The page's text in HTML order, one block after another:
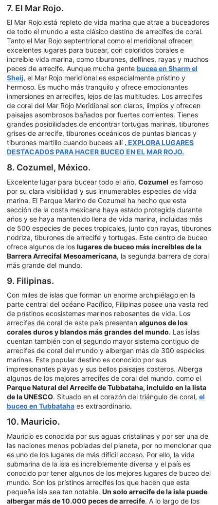
7. El Mar Rojo.
El Mar Rojo está repleto de vida marina que atrae a buceadores
de todo el mundo a este clásico destino de arrecifes de coral.
Tanto el Mar Rojo septentrional como el meridional ofrecen
excelentes lugares para bucear, con coloridos corales e
increíble vida marina, como tiburones, delfines, rayas y muchos
peces de arrecife. Aunque mucha gente bucea en Sharm el
Sheij, el Mar Rojo meridional es especialmente prístino y
hermoso. Es mucho más tranquilo y ofrece emocionantes
inmersiones en arrecifes, lejos de las multitudes. Los arrecifes
de coral del Mar Rojo Meridional son claros, limpios y ofrecen
paisajes asombrosos bañados por fuertes corrientes. Tienes
grandes posibilidades de encontrar tortugas marinas, tiburones
grises de arrecife, tiburones oceánicos de puntas blancas y
tiburones martillo cuando bucees allí . EXPLORA LUGARES
DESTACADOS PARA HACER BUCEO EN EL MAR ROJO.
8. Cozumel, México.
Excelente lugar para bucear todo el año, Cozumel es famoso
por su clara visibilidad y sus innumerables especies de vida
marina. El Parque Marino de Cozumel ha hecho que esta
sección de la costa mexicana haya estado protegida durante
años y se haya mantenido llena de vida marina, incluidas más
de 500 especies de peces tropicales, junto con rayas, tiburones
nodriza, tiburones de arrecife y tortugas. Este centro de buceo
ofrece algunos de los lugares de buceo más increíbles de la
Barrera Arrecifal Mesoamericana, la segunda barrera de coral
más grande del mundo.
9. Filipinas.
Con miles de islas que forman un enorme archipiélago en la
parte central del océano Pacífico, Filipinas posee una vasta red
de prístinos ecosistemas marinos rebosantes de vida. Los
arrecifes de coral de este país presentan algunos de los
corales duros y blandos más grandes del mundo. Las islas
cuentan también con el segundo mayor sistema contiguo de
arrecifes de coral del mundo y albergan más de 300 especies
marinas. Este popular destino es conocido por sus
impresionantes playas y sus bellos paisajes costeros. Alberga
algunos de los mejores arrecifes de coral del mundo, como el
Parque Natural del Arrecife de Tubbataha, incluido en la lista
de la UNESCO. Situado en el corazón del triángulo de coral, el
buceo en Tubbataha es extraordinario.
10. Mauricio.
Mauricio es conocida por sus aguas cristalinas y por ser una de
las naciones menos pobladas del planeta, por no mencionar que
es uno de los lugares de más difícil acceso. Por ello, la vida
submarina de la isla es increíblemente diversa y el país es
conocido por tener algunos de los mejores lugares de buceo del
mundo. Son los prístinos arrecifes los que hacen que esta
pequeña isla sea tan notable. Un solo arrecife de la isla puede
albergar más de 10.000 peces de arrecife. A lo largo de los